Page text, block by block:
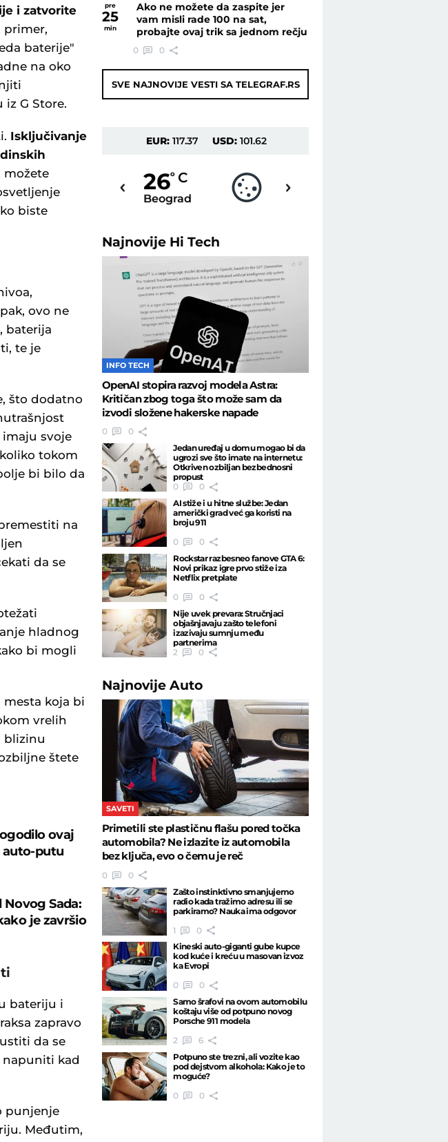
i zatvorite
primer,
baterije"
na oko
G Store.
Isključivanje
možete
biste
ovo ne
baterija
te je
što dodatno
svoje
tokom
bi bilo da
na
da se
hladnog
bi mogli
mesta koja bi
vrelih
blizinu
štete
ovaj
auto-putu
Sada:
je završio
bateriju i
zapravo
da se
napuniti kad
punjenje
Međutim,
pre
25
min
Ako ne možete da zaspite jer
vam misli rade 100 na sat,
probajte ovaj trik sa jednom rečju
0 0
SVE NAJNOVIJE VESTI SA TELEGRAF.RS
EUR:117.37 USD: 101.62
26o C
Beograd
Najnovije Hi Tech
INFO TECH
OpenAI stopira razvoj modela Astra:
Kritičan zbog toga što može sam da
izvodi složene hakerske napade
0
0
Jedan uređaj u domu mogao bi da
ugrozi sve što imate na internetu:
Otkriven ozbiljan bezbednosni
propust
0
0
AI stiže i u hitne službe: Jedan
američki grad već ga koristi na
broju 911
0
0
Rockstar razbesneo fanove GTA 6:
Novi prikaz igre prvo stiže iza
Netflix pretplate
0
0
Nije uvek prevara: Stručnjaci
objašnjavaju zašto telefoni
izazivaju sumnju među
partnerima
2
0
NajnovijeAuto
SAVETI
Primetili ste plastičnu flašu pored točka
automobila? Ne izlazite iz automobila
bez ključa, evo o čemu je reč
0
0
Zašto instinktivno smanjujemo
radio kada tražimo adresu ili se
parkiramo? Nauka ima odgovor
1
0
Kineski auto-giganti gube kupce
kod kuće i kreću u masovan izvoz
ka Evropi
0
0
Samo šrafovi na ovom automobilu
koštaju više od potpuno novog
Porsche 911 modela
2
6
Potpuno ste trezni, ali vozite kao
pod dejstvom alkohola: Kako je to
moguće?
0
0